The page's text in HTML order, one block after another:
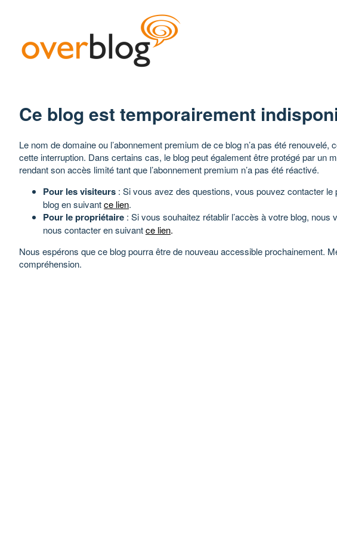
Ce blog est temporairement
Le nom de domaine ou l’abonnement premium de ce blog n’a pas été renouvelé,
cette interruption. Dans certains cas, le blog peut également être protégé par un
rendant son accès limité tant que l’abonnement premium n’a pas été réactivé.
Pour les visiteurs : Si vous avez des questions, vous pouvez contacter le
blog en suivantce lien.
Pour le propriétaire : Si vous souhaitez rétablir l’accès à votre blog, nous
nous contacter en suivantce lien.
Nous espérons que ce blog pourra être de nouveau accessible prochainement.
compréhension.